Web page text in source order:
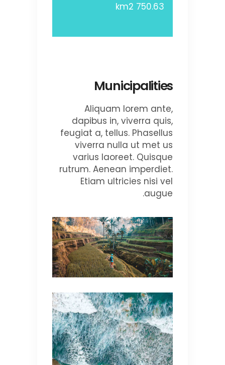
750.63 km2
Municipalities
Aliquam lorem ante,
dapibus in, viverra quis,
feugiat a, tellus. Phasellus
viverra nulla ut met us
varius laoreet. Quisque
rutrum. Aenean imperdiet.
Etiam ultricies nisi vel
augue.